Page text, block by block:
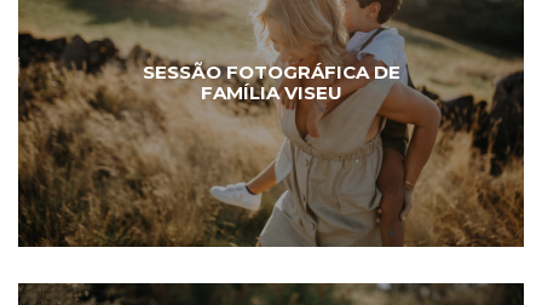
SESSÃO FOTOGRÁFICA DE
FAMÍLIA VISEU